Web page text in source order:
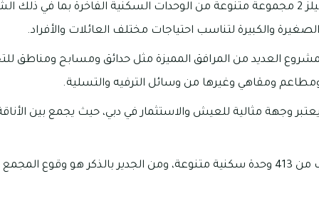
يقدم سنتوري داماك هيلز 2 مجموعة متنوعة من الوحدات السكنية الفاخرة بما في
والكبيرة لتناسب احتياجات مختلف العائلات والأفراد.
العديد من المرافق المميزة مثل حدائق ومسابح ومناطق
ومطاعم ومقاهي وغيرها من وسائل الترفيه والتسلية.
داماك هيلز 2 يعتبر وجهة مثالية للعيش والاستثمار في دبي، حيث يجمع بين
يتوافر بالمجمع ما يقرب من 413 وحدة سكنية متنوعة، ومن الجدير بالذكر هو